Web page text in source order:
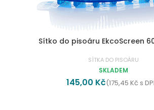
Sítko do pisoáru EkcoScreen
SÍTKA DO PISOÁRU
SKLADEM
145,00 Kč(175,45 Kč s